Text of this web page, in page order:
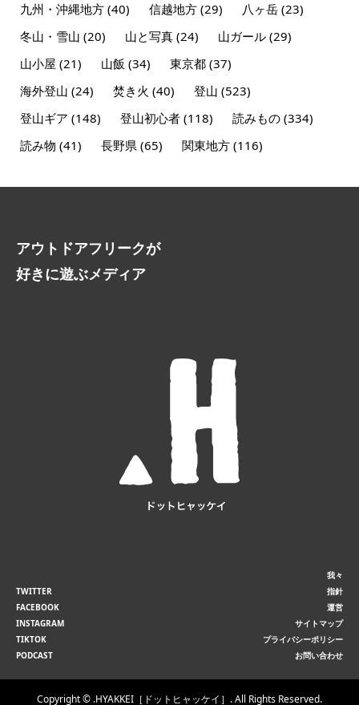
九州・沖縄地方(40) 信越地方(29) 八ヶ岳(23)
冬山・雪山 (20) 山と写真(24) 山ガール(29)
山小屋 (21) 山飯 (34) 東京都(37)
海外登山 (24) 焚き火 (40) 登山 (523)
登山ギア (148) 登山初心者(118) 読みもの(334)
読み物 (41) 長野県(65) 関東地方(116)
アウトドアフリークが
好きに遊ぶメディア
TWITTER
FACEBOOK
INSTAGRAM
TIKTOK
PODCAST
我々
指針
運営
サイトマップ
プライバシーポリシー
お問い合わせ
Copyright © .HYAKKEI［ドットヒャッケイ］. All Rights Reserved.